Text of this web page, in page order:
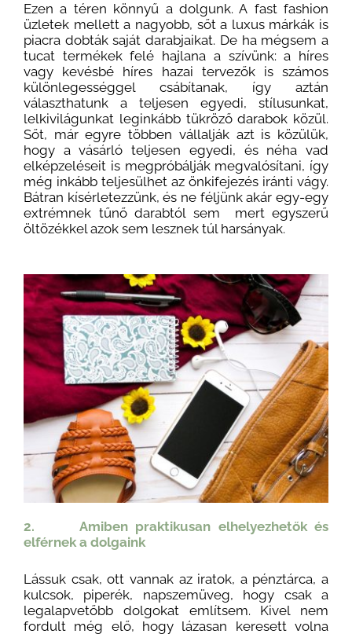
Ezen a téren könnyű a dolgunk. A fast fashion
üzletek mellett a nagyobb, sőt a luxus márkák is
piacra dobták saját darabjaikat. De ha mégsem a
tucat termékek felé hajlana a szívünk: a híres
vagy kevésbé híres hazai tervezők is számos
különlegességgel csábítanak, így aztán
választhatunk a teljesen egyedi, stílusunkat,
lelkivilágunkat leginkább tükröző darabok közül.
Sőt, már egyre többen vállalják azt is közülük,
hogy a vásárló teljesen egyedi, és néha vad
elképzeléseit is megpróbálják megvalósítani, így
még inkább teljesülhet az önkifejezés iránti vágy.
Bátran kísérletezzünk, és ne féljünk akár egy-egy
extrémnek tűnő darabtól sem mert egyszerű
öltözékkel azok sem lesznek túl harsányak.
2. Amiben praktikusan elhelyezhetők és
elférnek a dolgaink
Lássuk csak, ott vannak az iratok, a pénztárca, a
kulcsok, piperék, napszemüveg, hogy csak a
legalapvetőbb dolgokat említsem. Kivel nem
fordult még elő, hogy lázasan keresett volna